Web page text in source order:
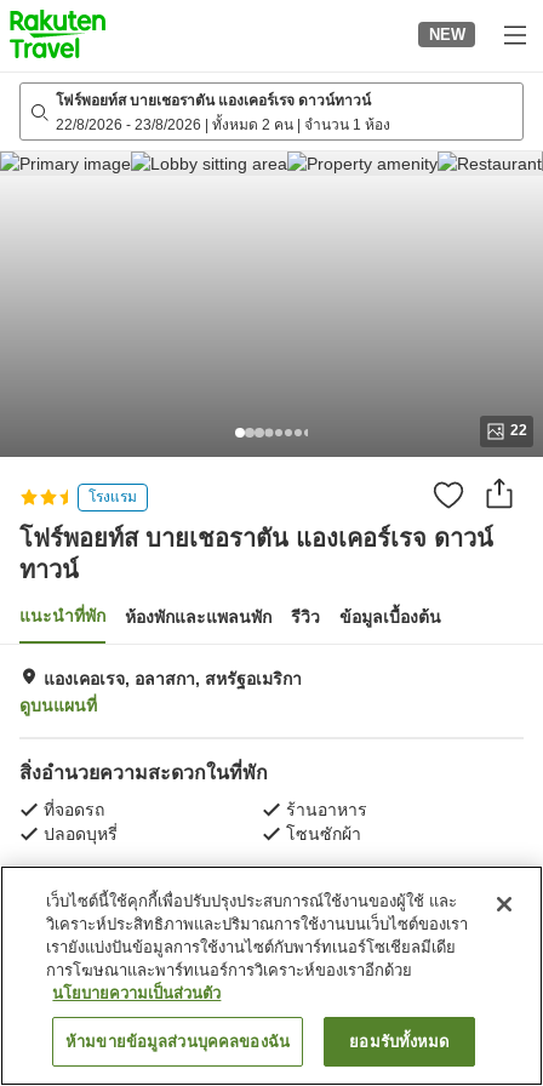
to
top
page
NEW
โฟร์พอยท์ส บายเชอราตัน แองเคอร์เรจ ดาวน์ทาวน์
22/8/2026 - 23/8/2026 ทั้งหมด 2 คน จำนวน 1 ห้อง
22
โรงแรม
โฟร์พอยท์ส บายเชอราตัน แองเคอร์เรจ ดาวน์
ทาวน์
แนะนำที่พัก ห้องพักและแพลนพัก รีวิว ข้อมูลเบื้องต้น
แองเคอเรจ, อลาสกา, สหรัฐอเมริกา
ดูบนแผนที่
สิ่งอำนวยความสะดวกในที่พัก
ที่จอดรถ
ร้านอาหาร
ปลอดบุหรี่
โซนซักผ้า
หน้าแรก สหรัฐอเมริกา อลาสกา
แองเคอเรจ
โฟร์พอยท์ส บายเชอราตัน แองเคอร์เรจ ดาวน์ทาวน์
ค้นหาห้องพัก
เว็บไซต์นี้ใช้คุกกี้เพื่อปรับปรุงประสบการณ์ใช้งานของผู้ใช้ และ
วิเคราะห์ประสิทธิภาพและปริมาณการใช้งานบนเว็บไซต์ของเรา
เรายังแบ่งปันข้อมูลการใช้งานไซต์กับพาร์ทเนอร์โซเชียลมีเดีย
การโฆษณาและพาร์ทเนอร์การวิเคราะห์ของเราอีกด้วย
นโยบายความเป็นส่วนตัว
ห้ามขายข้อมูลส่วนบุคคลของฉัน ยอมรับทั้งหมด